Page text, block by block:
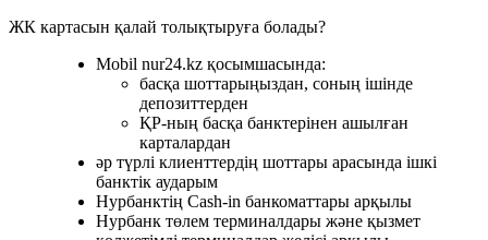
ЖК картасын қалай толықтыруға болады?
Mobil nur24.kz қосымшасында:
басқа шоттарыңыздан, соның ішінде
депозиттерден
ҚР-ның басқа банктерінен ашылған
карталардан
әр түрлі клиенттердің шоттары арасында ішкі
банктік аударым
Нурбанктің Cash-in банкоматтары арқылы
Нурбанк төлем терминалдары және қызмет